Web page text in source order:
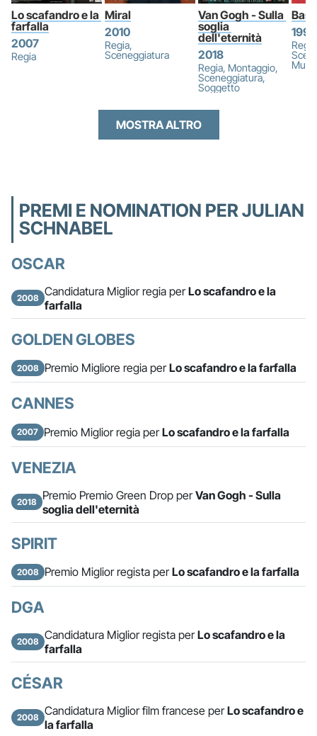
Lo scafandro e la
farfalla
2007
Regia
Miral
2010
Regia,
Sceneggiatura
Van Gogh - Sulla
soglia
dell'eternità
2018
Regia, Montaggio,
Sceneggiatura,
Soggetto
1996
MOSTRA ALTRO
PREMI E NOMINATION PER JULIAN
SCHNABEL
OSCAR
2008 Candidatura Miglior regia perLo scafandro e la
farfalla
GOLDEN GLOBES
2008 Premio Migliore regia perLo scafandro e la farfalla
CANNES
2007 Premio Miglior regia perLo scafandro e la farfalla
VENEZIA
2018 Premio Premio Green Drop perVan Gogh - Sulla
soglia dell'eternità
SPIRIT
2008 Premio Miglior regista perLo scafandro e la farfalla
DGA
2008 Candidatura Miglior regista perLo scafandro e la
farfalla
CÉSAR
2008 Candidatura Miglior film francese perLo scafandro e
la farfalla